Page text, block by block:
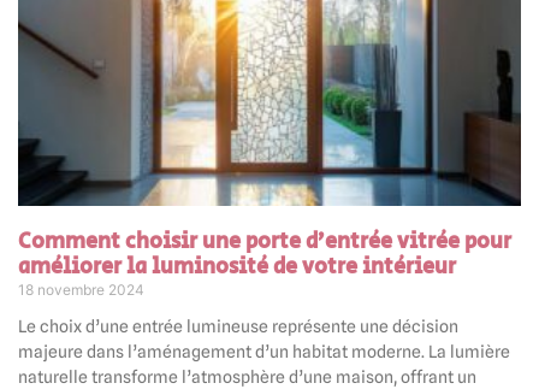
Comment choisir une porte d’entrée vitrée pour
améliorer la luminosité de votre intérieur
18 novembre 2024
Le choix d’une entrée lumineuse représente une décision
majeure dans l’aménagement d’un habitat moderne. La lumière
naturelle transforme l’atmosphère d’une maison, offrant un